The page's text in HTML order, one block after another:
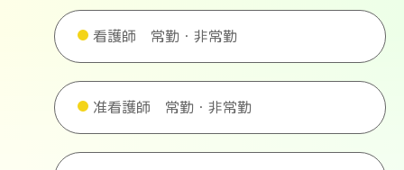
看護師 常勤・非常勤
准看護師 常勤・非常勤